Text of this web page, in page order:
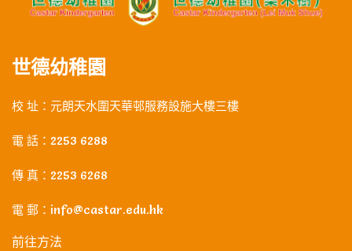
世德幼稚園
校 址：元朗天水圍天華邨服務設施大樓三樓
電 話：2253 6288
傳 真：2253 6268
電 郵：info@castar.edu.hk
前往方法